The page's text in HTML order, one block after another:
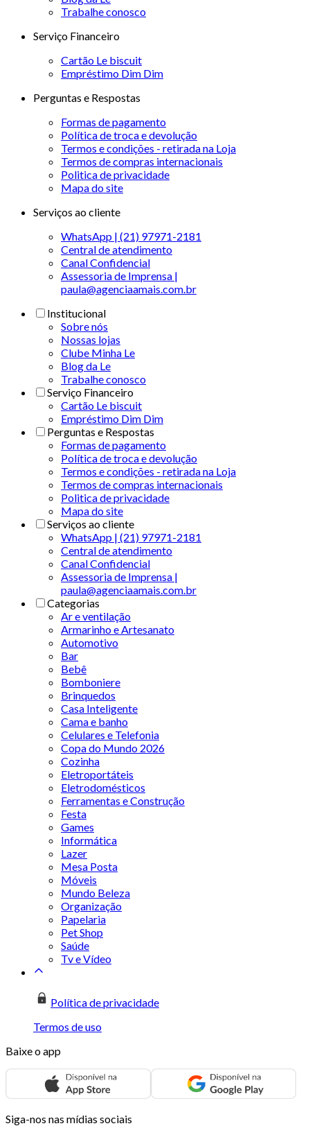
Trabalhe conosco
Serviço Financeiro
Cartão Le biscuit
Empréstimo Dim Dim
Perguntas e Respostas
Formas de pagamento
Política de troca e devolução
Termos e condições - retirada na Loja
Termos de compras internacionais
Politica de privacidade
Mapa do site
Serviços ao cliente
WhatsApp | (21) 97971-2181
Central de atendimento
Canal Confidencial
Assessoria de Imprensa |
paula@agenciaamais.com.br
Institucional
Sobre nós
Nossas lojas
Clube Minha Le
Blog da Le
Trabalhe conosco
Serviço Financeiro
Cartão Le biscuit
Empréstimo Dim Dim
Perguntas e Respostas
Formas de pagamento
Política de troca e devolução
Termos e condições - retirada na Loja
Termos de compras internacionais
Politica de privacidade
Mapa do site
Serviços ao cliente
WhatsApp | (21) 97971-2181
Central de atendimento
Canal Confidencial
Assessoria de Imprensa |
paula@agenciaamais.com.br
Categorias
Ar e ventilação
Armarinho e Artesanato
Automotivo
Bar
Bebê
Bomboniere
Brinquedos
Casa Inteligente
Cama e banho
Celulares e Telefonia
Copa do Mundo 2026
Cozinha
Eletroportáteis
Eletrodomésticos
Ferramentas e Construção
Festa
Games
Informática
Lazer
Mesa Posta
Móveis
Mundo Beleza
Organização
Papelaria
Pet Shop
Saúde
Tv e Vídeo
Política de privacidade
Termos de uso
Baixe o app
Siga-nos nas mídias sociais